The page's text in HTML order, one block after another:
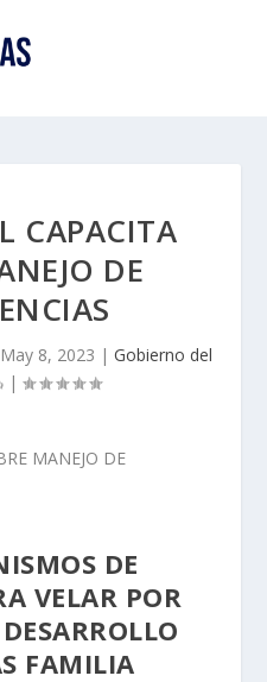
CAPACITA
DE
May 8, 2023 | Gobierno del
|
DE
VELAR POR
FAMILIA